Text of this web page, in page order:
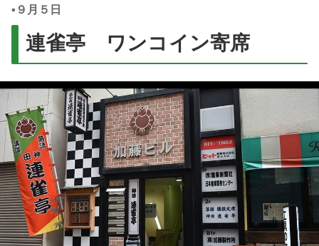
▪️９月５日
連雀亭 ワンコイン寄席